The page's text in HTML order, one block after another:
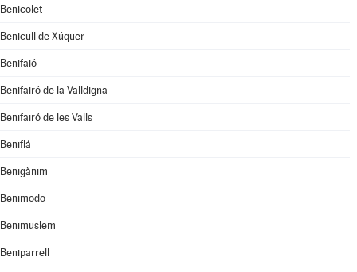
Benicolet
Benicull de Xúquer
Benifaió
Benifairó de la Valldigna
Benifairó de les Valls
Beniflá
Benigànim
Benimodo
Benimuslem
Beniparrell